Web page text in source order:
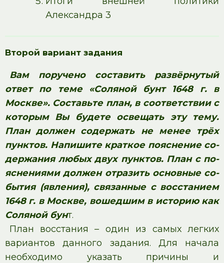
Александра 3
Второй вариант задания
Вам по­ру­че­но со­ста­вить развёрнутый
ответ по теме «Соляной бунт 1648 г. в
Москве». Со­ставь­те план, в со­от­вет­ствии с
ко­то­рым Вы бу­де­те осве­щать эту тему.
План дол­жен со­дер­жать не менее трёх
пунктов. На­пи­ши­те крат­кое по­яс­не­ние со­
дер­жа­ния любых двух пунктов. План с по­
яс­не­ни­я­ми дол­жен от­ра­зить ос­нов­ные со­
бы­тия (явления), свя­зан­ные с вос­ста­ни­ем
1648 г. в Москве, во­шед­шим в ис­то­рию как
Со­ля­ной бунт.
План восстания – один из самых легких
вариантов данного задания. Для начала
необходимо указать причины и